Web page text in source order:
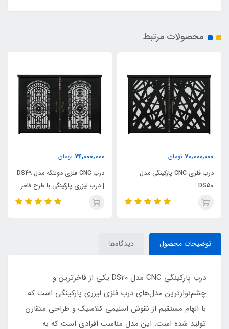
محصولات مرتبط
70,000,000 تومان
درب فلزی CNC پارکینگی مدل
DS50
74,000,000 تومان
درب CNC فلزی دولنگه مدل DS49
| درب لیزری پارکینگی با طرح فاخر
توضیحات محصول دیدگاه‌ها
درب پارکینگی CNC مدل DS20 یکی از فاخرترین و
چشم‌نوازترین مدل‌های درب فلزی لیزری پارکینگی است که
با الهام مستقیم از نقوش اسلیمی کلاسیک و طراحی متقارن
تولید شده است. این مدل مناسب افرادی است که به